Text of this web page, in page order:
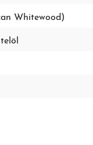
Whitewood)